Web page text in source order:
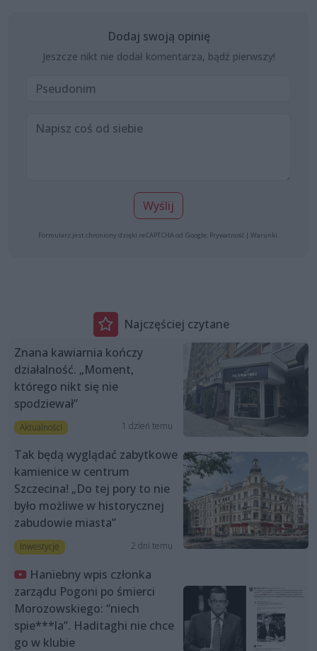
Dodaj swoją opinię
Jeszcze nikt nie dodał komentarza, bądź pierwszy!
Wyślij
Formularz jest chroniony dzięki reCAPTCHA od Google: Prywatność | Warunki
Najczęściej czytane
Znana kawiarnia kończy
działalność. „Moment,
którego nikt się nie
spodziewał”
Aktualności 1 dzień temu
Tak będą wyglądać zabytkowe
kamienice w centrum
Szczecina! „Do tej pory to nie
było możliwe w historycznej
zabudowie miasta”
Inwestycje 2 dni temu
Haniebny wpis członka
zarządu Pogoni po śmierci
Morozowskiego: “niech
spie***la”. Haditaghi nie chce
go w klubie